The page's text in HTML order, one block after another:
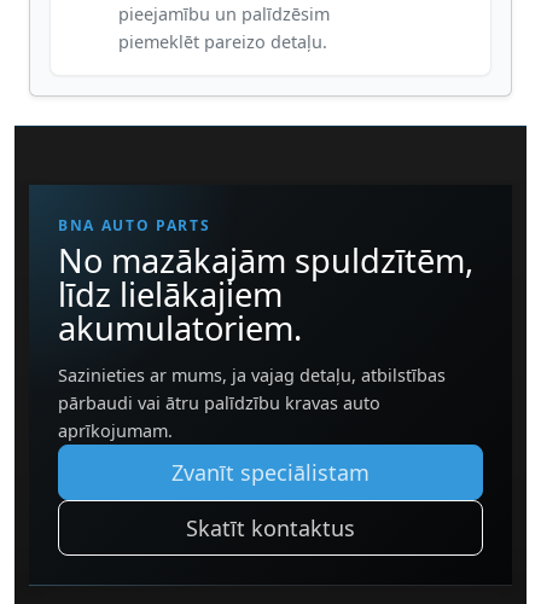
pieejamību un palīdzēsim
piemeklēt pareizo detaļu.
BNA AUTO PARTS
No mazākajām spuldzītēm,
līdz lielākajiem
akumulatoriem.
Sazinieties ar mums, ja vajag detaļu, atbilstības
pārbaudi vai ātru palīdzību kravas auto
aprīkojumam.
Zvanīt speciālistam
Skatīt kontaktus